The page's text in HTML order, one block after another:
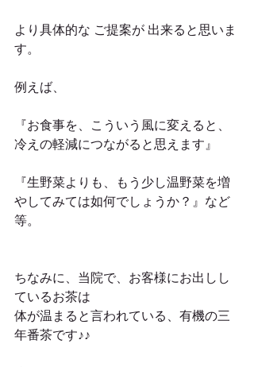
より具体的な ご提案が 出来ると思いま
す。
例えば、
『お食事を、こういう風に変えると、
冷えの軽減につながると思えます』
『生野菜よりも、もう少し温野菜を増
やしてみては如何でしょうか？』など
等。
ちなみに、当院で、お客様にお出しし
ているお茶は
体が温まると言われている、有機の三
年番茶です♪♪